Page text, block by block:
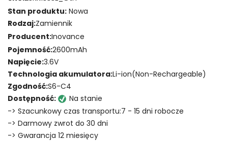
Stan produktu: Nowa
Rodzaj:Zamiennik
Producent:Inovance
Pojemność:2600mAh
Napięcie:3.6V
Technologia akumulatora:Li-ion(Non-Rechargeable)
Zgodność:S6-C4
Dostępność:
Na stanie
-> Szacunkowy czas transportu:7 - 15 dni robocze
-> Darmowy zwrot do 30 dni
-> Gwarancja 12 miesięcy